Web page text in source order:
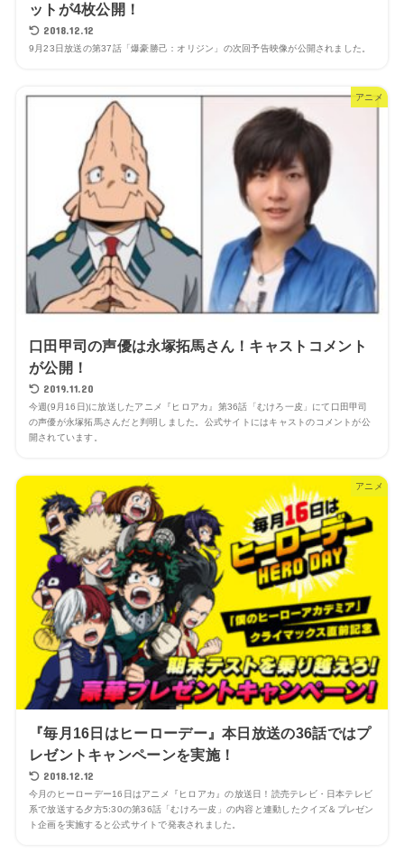
ットが4枚公開！
2018.12.12
9月23日放送の第37話「爆豪勝己：オリジン」の次回予告映像が公開されました。
アニメ
口田甲司の声優は永塚拓馬さん！キャストコメント
が公開！
2019.11.20
今週(9月16日)に放送したアニメ『ヒロアカ』第36話「むけろ一皮」にて口田甲司
の声優が永塚拓馬さんだと判明しました。公式サイトにはキャストのコメントが公
開されています。
アニメ
『毎月16日はヒーローデー』本日放送の36話ではプ
レゼントキャンペーンを実施！
2018.12.12
今月のヒーローデー16日はアニメ『ヒロアカ』の放送日！読売テレビ・日本テレビ
系で放送する夕方5:30の第36話「むけろ一皮」の内容と連動したクイズ＆プレゼン
ト企画を実施すると公式サイトで発表されました。